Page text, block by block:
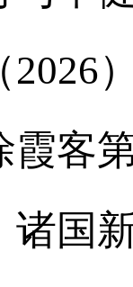
2026
霞客
诸国